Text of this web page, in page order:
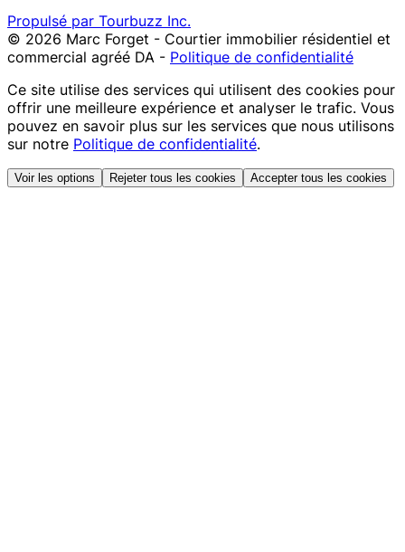
Propulsé par Tourbuzz Inc.
© 2026 Marc Forget - Courtier immobilier résidentiel et
commercial agréé DA - Politique de confidentialité
Ce site utilise des services qui utilisent des cookies pour
offrir une meilleure expérience et analyser le trafic. Vous
pouvez en savoir plus sur les services que nous utilisons
sur notre Politique de confidentialité.
Voir les options Rejeter tous les cookies Accepter tous les cookies